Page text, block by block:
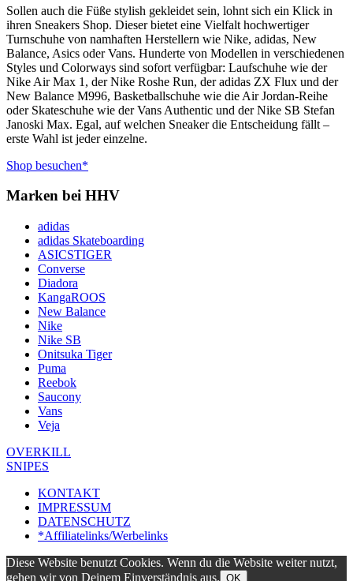
Sollen auch die Füße stylish gekleidet sein, lohnt sich ein Klick in
ihren Sneakers Shop. Dieser bietet eine Vielfalt hochwertiger
Turnschuhe von namhaften Herstellern wie Nike, adidas, New
Balance, Asics oder Vans. Hunderte von Modellen in verschiedenen
Styles und Colorways sind sofort verfügbar: Laufschuhe wie der
Nike Air Max 1, der Nike Roshe Run, der adidas ZX Flux und der
New Balance M996, Basketballschuhe wie die Air Jordan-Reihe
oder Skateschuhe wie der Vans Authentic und der Nike SB Stefan
Janoski Max. Egal, auf welchen Sneaker die Entscheidung fällt –
erste Wahl ist jeder einzelne.
Shop besuchen*
Marken bei HHV
adidas
adidas Skateboarding
ASICSTIGER
Converse
Diadora
KangaROOS
New Balance
Nike
Nike SB
Onitsuka Tiger
Puma
Reebok
Saucony
Vans
Veja
Beitragsnavigation
OVERKILL
SNIPES
KONTAKT
IMPRESSUM
DATENSCHUTZ
*Affiliatelinks/Werbelinks
Diese Website benutzt Cookies. Wenn du die Website weiter nutzt,
gehen wir von Deinem Einverständnis aus. OK